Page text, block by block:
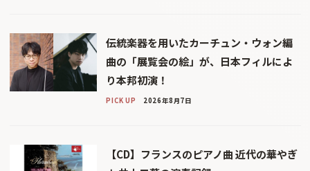
伝統楽器を用いたカーチュン・ウォン編
曲の「展覧会の絵」が、日本フィルによ
り本邦初演！
PICK UP 2026年8月7日
【CD】フランスのピアノ曲 近代の華やぎ